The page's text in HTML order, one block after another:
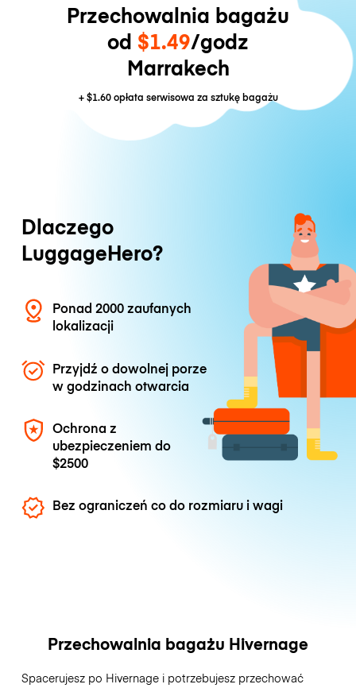
Przechowalnia bagażu
od $1.49/godz
Marrakech
+$1.60opłata serwisowa za sztukę bagażu
Dlaczego
LuggageHero?
Ponad 2000 zaufanych
lokalizacji
Przyjdź o dowolnej porze
w godzinach otwarcia
Ochrona z
ubezpieczeniem do
$2500
Bez ograniczeń co do rozmiaru i wagi
Przechowalnia bagażu Hivernage
Spacerujesz po Hivernage i potrzebujesz przechować